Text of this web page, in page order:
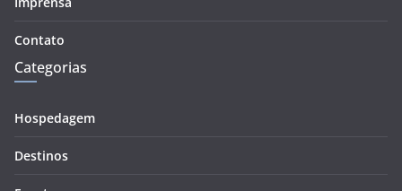
Contato
Categorias
Hospedagem
Destinos